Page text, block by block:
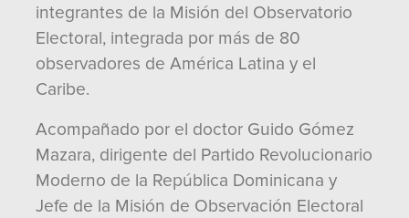
integrantes de la Misión del Observatorio
Electoral, integrada por más de 80
observadores de América Latina y el
Caribe.
Acompañado por el doctor Guido Gómez
Mazara, dirigente del Partido Revolucionario
Moderno de la República Dominicana y
Jefe de la Misión de Observación Electoral